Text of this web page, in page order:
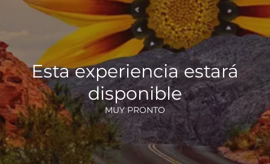
Esta experiencia estará
disponible
MUY PRONTO